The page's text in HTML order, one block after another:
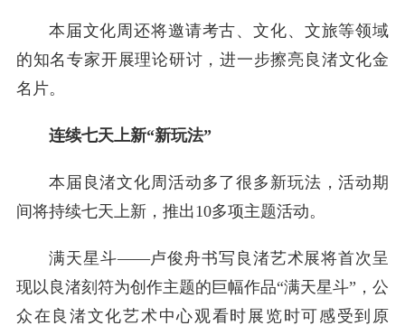
本届文化周还将邀请考古、文化、文旅等领域
的知名专家开展理论研讨，进一步擦亮良渚文化金
名片。
连续七天上新“新玩法”
本届良渚文化周活动多了很多新玩法，活动期
间将持续七天上新，推出10多项主题活动。
满天星斗——卢俊舟书写良渚艺术展将首次呈
现以良渚刻符为创作主题的巨幅作品“满天星斗”，公
众在良渚文化艺术中心观看时展览时可感受到原